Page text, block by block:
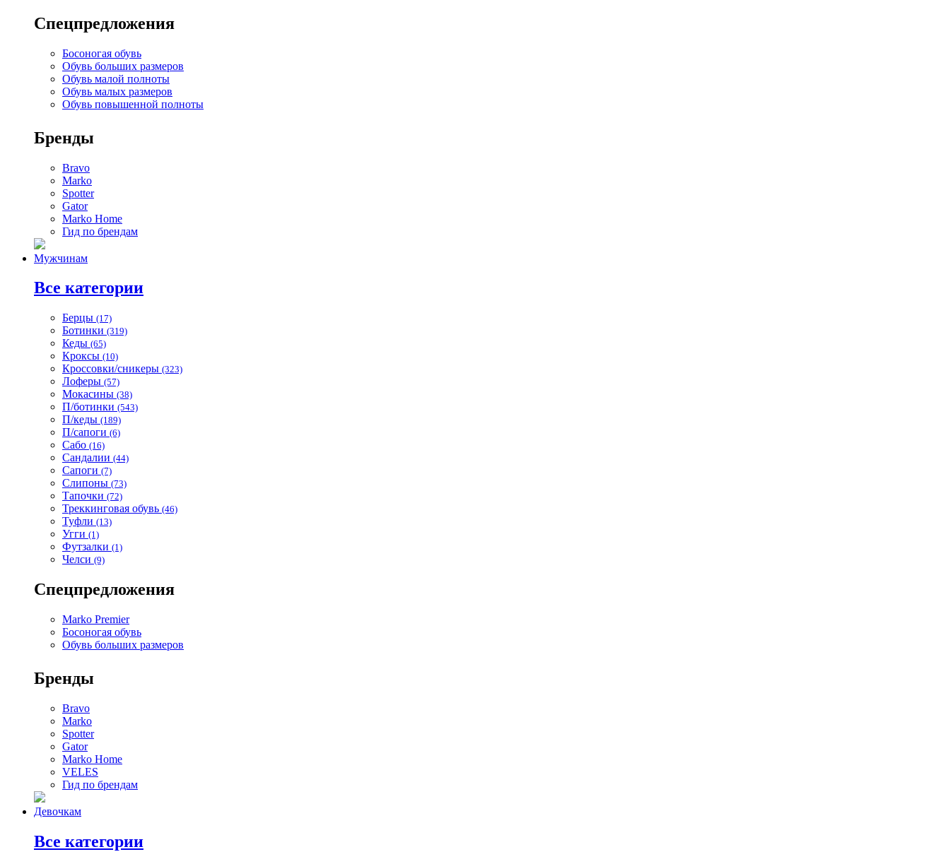
Спецпредложения
Босоногая обувь
Обувь больших размеров
Обувь малой полноты
Обувь малых размеров
Обувь повышенной полноты
Бренды
Bravo
Marko
Spotter
Gator
Marko Home
Гид по брендам
Мужчинам
Все категории
Берцы (17)
Ботинки (319)
Кеды (65)
Кроксы (10)
Кроссовки/сникеры (323)
Лоферы (57)
Мокасины (38)
П/ботинки (543)
П/кеды (189)
П/сапоги (6)
Сабо (16)
Сандалии (44)
Сапоги (7)
Слипоны (73)
Тапочки (72)
Треккинговая обувь (46)
Туфли (13)
Угги (1)
Футзалки (1)
Челси (9)
Спецпредложения
Marko Premier
Босоногая обувь
Обувь больших размеров
Бренды
Bravo
Marko
Spotter
Gator
Marko Home
VELES
Гид по брендам
Девочкам
Все категории